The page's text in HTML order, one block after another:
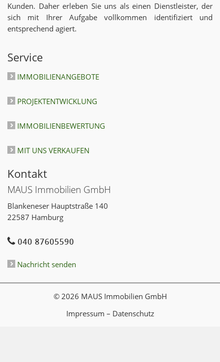
Kunden. Daher erleben Sie uns als einen Dienstleister, der
sich mit Ihrer Aufgabe vollkommen identifiziert und
entsprechend agiert.
Service
IMMOBILIENANGEBOTE
PROJEKTENTWICKLUNG
IMMOBILIENBEWERTUNG
MIT UNS VERKAUFEN
Kontakt
MAUS Immobilien GmbH
Blankeneser Hauptstraße 140
22587 Hamburg
040 87605590
Nachricht senden
© 2026 MAUS Immobilien GmbH
Impressum – Datenschutz